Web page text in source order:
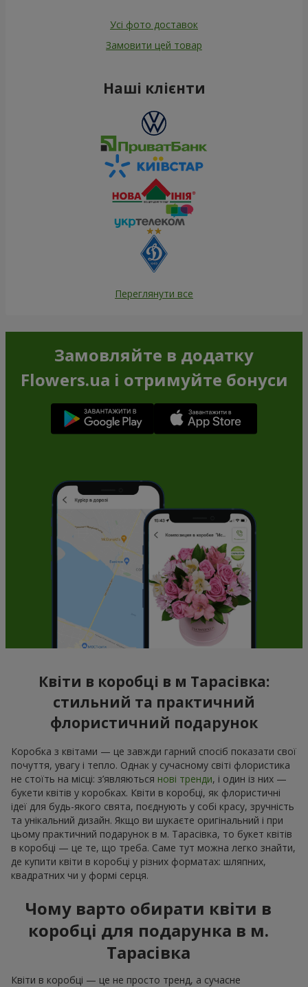
Усі фото доставок
Замовити цей товар
Наші клієнти
Переглянути все
Замовляйте в додатку
Flowers.ua і отримуйте бонуси
Квіти в коробці в м Тарасівка:
стильний та практичний
флористичний подарунок
Коробка з квітами — це завжди гарний спосіб показати свої
почуття, увагу і тепло. Однак у сучасному світі флористика
не стоїть на місці: з’являються нові тренди, і один із них —
букети квітів у коробках. Квіти в коробці, як флористичні
ідеї для будь-якого свята, поєднують у собі красу, зручність
та унікальний дизайн. Якщо ви шукаєте оригінальний і при
цьому практичний подарунок в м. Тарасівка, то букет квітів
в коробці — це те, що треба. Саме тут можна легко знайти,
де купити квіти в коробці у різних форматах: шляпних,
квадратних чи у формі серця.
Чому варто обирати квіти в
коробці для подарунка в м.
Тарасівка
Квіти в коробці — це не просто тренд, а сучасне